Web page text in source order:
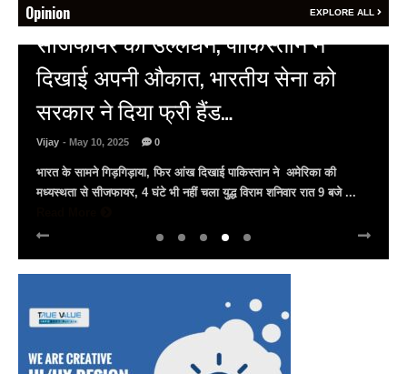
Opinion EXPLORE ALL
अल्बर्ट हॉल पर राजस्थान दिवस समारोह,
राजस्थानी लोक कलाकारों ने बांधा समां…
Vijay - March 30, 2025
अल्बर्ट हॉल पर राज्यस्तरीय सांस्कृतिक संध्या का भव्य आयोजन, उमड़ा जन
सैलाब राज्यपाल हरिभाऊ किसनराव बागडे़, मुख्यमंत्री भजनलाल शर्मा और उप